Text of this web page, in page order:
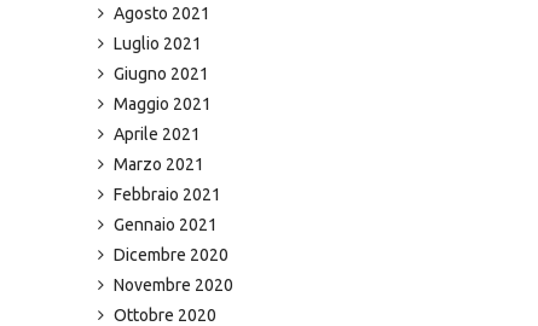
Agosto 2021
Luglio 2021
Giugno 2021
Maggio 2021
Aprile 2021
Marzo 2021
Febbraio 2021
Gennaio 2021
Dicembre 2020
Novembre 2020
Ottobre 2020